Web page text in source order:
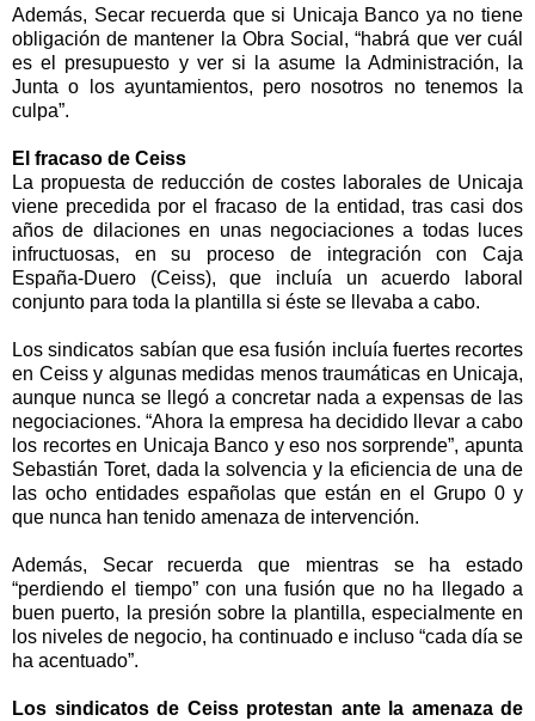
Además, Secar recuerda que si Unicaja Banco ya no tiene
obligación de mantener la Obra Social , “habrá que ver cuál
es el presupuesto y ver si la asume
la Administración,
la
Junta o los ayuntamientos, pero nosotros no tenemos la
culpa”.
El fracaso de Ceiss
La propuesta de reducción de costes laborales de Unicaja
viene precedida por el fracaso de la entidad, tras casi dos
años de dilaciones en unas negociaciones a todas luces
infructuosas, en su proceso de integración con Caja
España-Duero (Ceiss), que incluía un acuerdo laboral
conjunto para toda la plantilla si éste se llevaba a cabo.
Los sindicatos sabían que esa fusión incluía fuertes recortes
en Ceiss y algunas medidas menos traumáticas en Unicaja,
aunque nunca se llegó a concretar nada a expensas de las
negociaciones. “Ahora la empresa ha decidido llevar a cabo
los recortes en Unicaja Banco y eso nos sorprende”, apunta
Sebastián Toret, dada la solvencia y la eficiencia de una de
las ocho entidades españolas que están en el Grupo 0 y
que nunca han tenido amenaza de intervención.
Además, Secar recuerda que mientras se ha estado
“perdiendo el tiempo” con una fusión que no ha llegado a
buen puerto, la presión sobre la plantilla, especialmente en
los niveles de negocio, ha continuado e incluso “cada día se
ha acentuado”.
Los sindicatos de Ceiss protestan ante la amenaza de